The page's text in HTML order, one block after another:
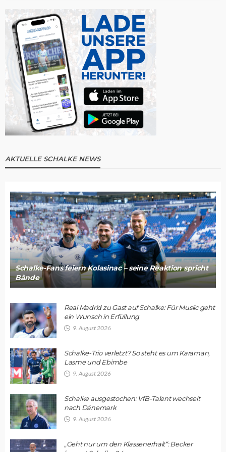
AKTUELLE SCHALKE NEWS
Schalke-Fans feiern Kolasinac – seine Reaktion spricht
Bände
Real Madrid zu Gast auf Schalke: Für Muslic geht
ein Wunsch in Erfüllung
9. August 2026
Schalke-Trio verletzt? So steht es um Karaman,
Lasme und Ebimbe
9. August 2026
Schalke ausgestochen: VfB-Talent wechselt
nach Dänemark
9. August 2026
„Geht nur um den Klassenerhalt“: Becker